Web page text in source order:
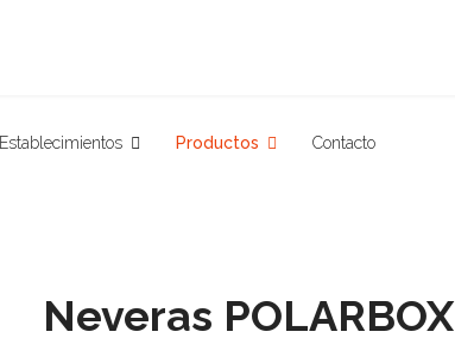
Establecimientos Productos Contacto
Neveras POLARBOX